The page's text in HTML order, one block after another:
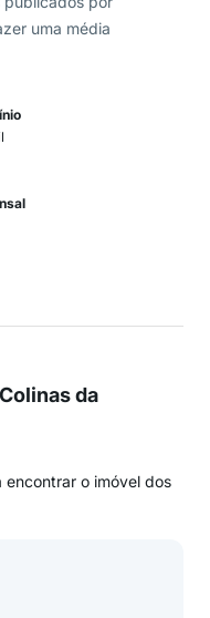
uma média
da
o imóvel dos